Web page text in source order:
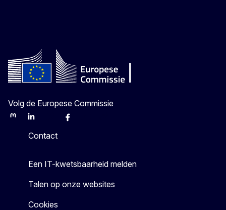
Volg de Europese Commissie
MastodonLinkedInBlueskyFacebook
Contact
Een IT-kwetsbaarheid melden
Talen op onze websites
Cookies